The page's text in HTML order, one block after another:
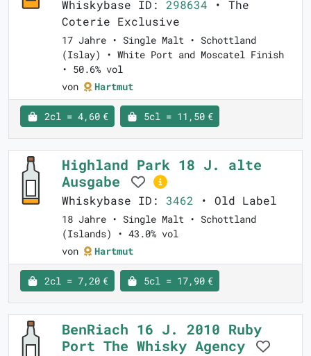
Whiskybase ID: 298634 • The
Coterie Exclusive
17 Jahre • Single Malt • Schottland
(Islay) • White Port and Moscatel Finish
• 50.6% vol
von
Hartmut
2cl = 4,60 € 5cl = 11,50 €
Highland Park 18 J. alte
Ausgabe
Whiskybase ID: 3462 • Old Label
18 Jahre • Single Malt • Schottland
(Islands) • 43.0% vol
von
Hartmut
2cl = 7,20 € 5cl = 17,90 €
BenRiach 16 J. 2010 Ruby
Port The Whisky Agency